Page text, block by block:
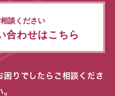
談ください
合わせはこちら
りでしたらご相談くださ
。